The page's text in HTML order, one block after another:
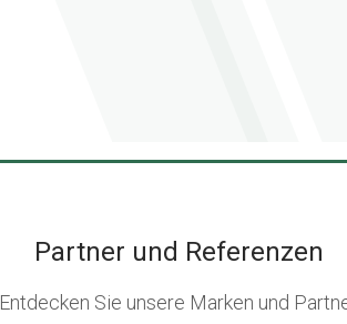
Partner und Referenzen
Entdecken Sie unsere Marken und